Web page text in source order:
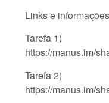
Links e
Tarefa 1)
https://manus.im/
Tarefa 2)
https://manus.im/